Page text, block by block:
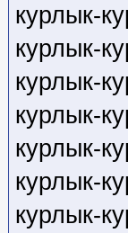
курлык-
курлык-
курлык-
курлык-
курлык-
курлык-
курлык-